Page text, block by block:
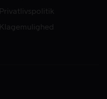
Privatlivspolitik
Klagemulighed